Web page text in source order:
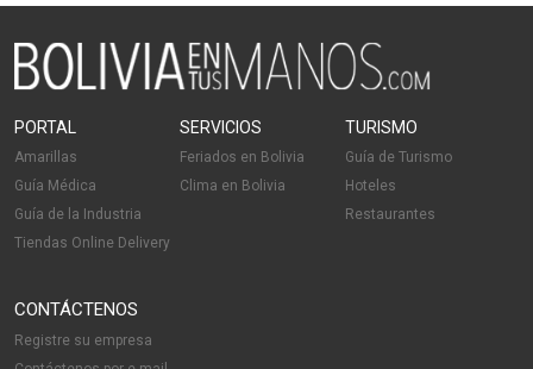
PORTAL
Amarillas
Guía Médica
Guía de la Industria
Tiendas Online Delivery
SERVICIOS
Feriados en Bolivia
Clima en Bolivia
TURISMO
Guía de Turismo
Hoteles
Restaurantes
CONTÁCTENOS
Registre su empresa